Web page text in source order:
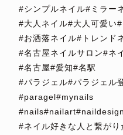
#シンプルネイル#ミラー
#大人ネイル#大人可愛い
#お洒落ネイル#トレンド
#名古屋ネイルサロン#ネ
#名古屋#愛知#名駅
#パラジェル#パラジェル
#paragel#mynails
#ネイル好きな人と繋が